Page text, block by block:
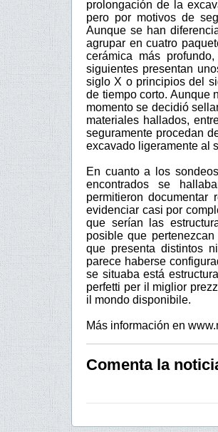
prolongación de la
pero por motivos de
Aunque se han
agrupar en cuatro
cerámica más
siguientes presentan
siglo X o principios del
de tiempo corto. Aunque
momento se decidió
materiales hallados,
seguramente procedan
excavado ligeramente al
En cuanto a los
encontrados se
permitieron
evidenciar casi por
que serían las
posible que
que presenta distintos
parece haberse
se situaba está
perfetti per il miglior
il mondo disponibile.
Más información en
Comenta la